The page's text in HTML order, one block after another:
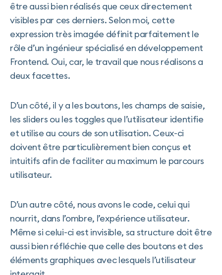
être aussi bien réalisés que ceux directement
visibles par ces derniers. Selon moi, cette
expression très imagée définit parfaitement le
rôle d’un ingénieur spécialisé en développement
Frontend. Oui, car, le travail que nous réalisons a
deux facettes.
D’un côté, il y a les boutons, les champs de saisie,
les sliders ou les toggles que l’utilisateur identifie
et utilise au cours de son utilisation. Ceux-ci
doivent être particulièrement bien conçus et
intuitifs afin de faciliter au maximum le parcours
utilisateur.
D’un autre côté, nous avons le code, celui qui
nourrit, dans l’ombre, l’expérience utilisateur.
Même si celui-ci est invisible, sa structure doit être
aussi bien réfléchie que celle des boutons et des
éléments graphiques avec lesquels l’utilisateur